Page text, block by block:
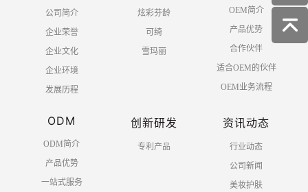
公司简介
企业荣誉
企业文化
企业环境
发展历程
炫彩芬龄
可绮
雪玛丽
OEM简介
产品优势
合作伙伴
适合OEM的伙伴
OEM业务流程
ODM
ODM简介
产品优势
一站式服务
创新研发
专利产品
资讯动态
行业动态
公司新闻
美妆护肤